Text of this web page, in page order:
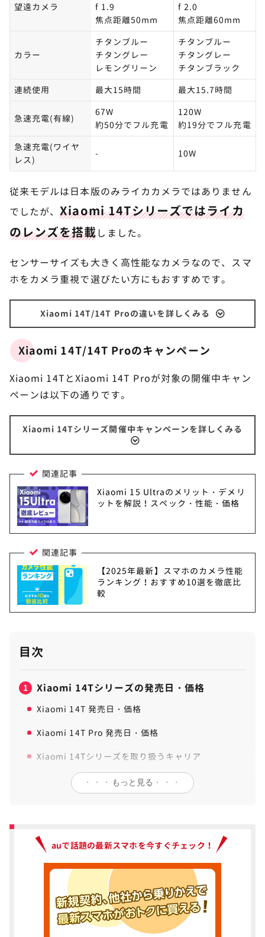
望遠カメラ
f 1.9
焦点距離50mm
f 2.0
焦点距離60mm
カラー
チタンブルー
チタングレー
レモングリーン
チタンブルー
チタングレー
チタンブラック
連続使用
最大15時間 最大15.7時間
急速充電(有線)
67W
約50分でフル充電
120W
約19分でフル充電
急速充電(ワイヤ
レス)
- 10W
従来モデルは日本版のみライカカメラではありません
でしたが、Xiaomi 14Tシリーズではライカ
のレンズを搭載しました。
センサーサイズも大きく高性能なカメラなので、スマ
ホをカメラ重視で選びたい方にもおすすめです。
Xiaomi 14T/14T Proの違いを詳しくみる
Xiaomi 14T/14T Proのキャンペーン
Xiaomi 14TとXiaomi 14T Proが対象の開催中キャン
ペーンは以下の通りです。
Xiaomi 14Tシリーズ開催中キャンペーンを詳しくみる
関連記事
Xiaomi 15 Ultraのメリット・デメリ
ットを解説！スペック・性能・価格
関連記事
【2025年最新】スマホのカメラ性能
ランキング！おすすめ10選を徹底比
較
目次
1 Xiaomi 14Tシリーズの発売日・価格
Xiaomi 14T 発売日・価格
Xiaomi 14T Pro 発売日・価格
Xiaomi 14Tシリーズを取り扱うキャリア
Xiaomi 14TとXiaomi 14T Proの基本性能を
Xiaomi 14TとXiaomi 14T Proのカメラ性能
を比較｜ライカの実力は？
Xiaomi 14TとXiaomi 14T Proのディスプレ
イ性能を比較
・・・ もっと見る ・・・
auで話題の最新スマホを今すぐチェック！